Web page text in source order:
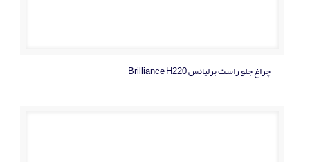
چراغ جلو راست برلیانس Brilliance H220